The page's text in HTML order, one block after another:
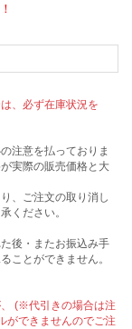
、必ず在庫状況を
注意を払っておりま
実際の販売価格と大
、ご注文の取り消し
ください。
後・またお振込み手
ことができません。
(※代引きの場合は注
ができませんのでご注